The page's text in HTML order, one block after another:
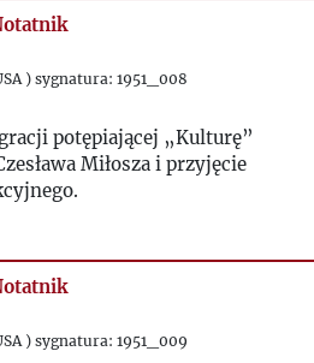
1984
1985
1986
) sygnatura: 1951_008
potępiającej „Kulturę”
Miłosza i przyjęcie
) sygnatura: 1951_009